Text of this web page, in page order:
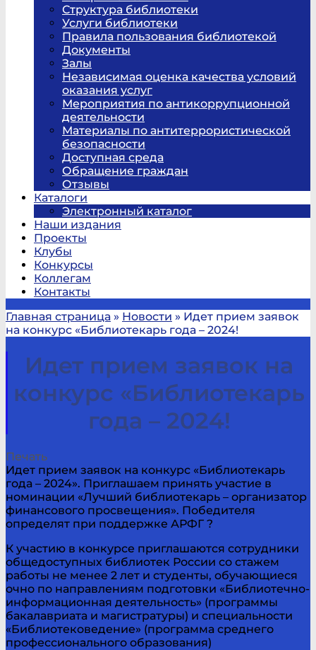
Структура библиотеки
Услуги библиотеки
Правила пользования библиотекой
Документы
Залы
Независимая оценка качества условий
оказания услуг
Мероприятия по антикоррупционной
деятельности
Материалы по антитеррористической
безопасности
Доступная среда
Обращение граждан
Отзывы
Каталоги
Электронный каталог
Наши издания
Проекты
Клубы
Конкурсы
Коллегам
Контакты
Главная страница » Новости » Идет прием заявок
на конкурс «Библиотекарь года – 2024!
Идет прием заявок на
конкурс «Библиотекарь
года – 2024!
Печать
Идет прием заявок на конкурс «Библиотекарь
года – 2024». Приглашаем принять участие в
номинации «Лучший библиотекарь – организатор
финансового просвещения». Победителя
определят при поддержке АРФГ ?
К участию в конкурсе приглашаются сотрудники
общедоступных библиотек России со стажем
работы не менее 2 лет и студенты, обучающиеся
очно по направлениям подготовки «Библиотечно-
информационная деятельность» (программы
бакалавриата и магистратуры) и специальности
«Библиотековедение» (программа среднего
профессионального образования)